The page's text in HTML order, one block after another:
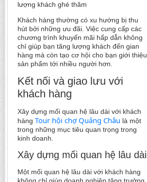
lượng khách ghé thăm
Khách hàng thường có xu hướng bị thu
hút bởi những ưu đãi. Việc cung cấp các
chương trình khuyến mãi hấp dẫn không
chỉ giúp bạn tăng lượng khách đến gian
hàng mà còn tạo cơ hội cho bạn giới thiệu
sản phẩm tới nhiều người hơn.
Kết nối và giao lưu với
khách hàng
Xây dựng mối quan hệ lâu dài với khách
hàng Tour hội chợ Quảng Châu là một
trong những mục tiêu quan trọng trong
kinh doanh.
Xây dựng mối quan hệ lâu dài
Một mối quan hệ lâu dài với khách hàng